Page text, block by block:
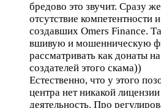
бредово это звучит. Сразу
отсутствие компетентности
создавших Omers Finance.
вшивую и мошенническую
рассматривать как донаты
создателей этого скама))
Естественно, что у этого
центра нет никакой
деятельность. Про